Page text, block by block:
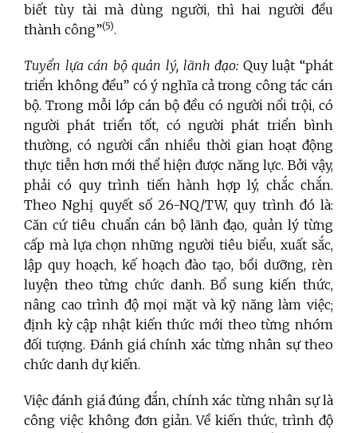
biết tùy tài mà dùng người, thì hai người đều
thành công”(5).
Tuyển lựa cán bộ quản lý, lãnh đạo: Quy luật “phát
triển không đều” có ý nghĩa cả trong công tác cán
bộ. Trong mỗi lớp cán bộ đều có người nổi trội, có
người phát triển tốt, có người phát triển bình
thường, có người cần nhiều thời gian hoạt động
thực tiễn hơn mới thể hiện được năng lực. Bởi vậy,
phải có quy trình tiến hành hợp lý, chắc chắn.
Theo Nghị quyết số 26-NQ/TW, quy trình đó là:
Căn cứ tiêu chuẩn cán bộ lãnh đạo, quản lý từng
cấp mà lựa chọn những người tiêu biểu, xuất sắc,
lập quy hoạch, kế hoạch đào tạo, bồi dưỡng, rèn
luyện theo từng chức danh. Bổ sung kiến thức,
nâng cao trình độ mọi mặt và kỹ năng làm việc;
định kỳ cập nhật kiến thức mới theo từng nhóm
đối tượng. Đánh giá chính xác từng nhân sự theo
chức danh dự kiến.
Việc đánh giá đúng đắn, chính xác từng nhân sự là
công việc không đơn giản. Về kiến thức, trình độ